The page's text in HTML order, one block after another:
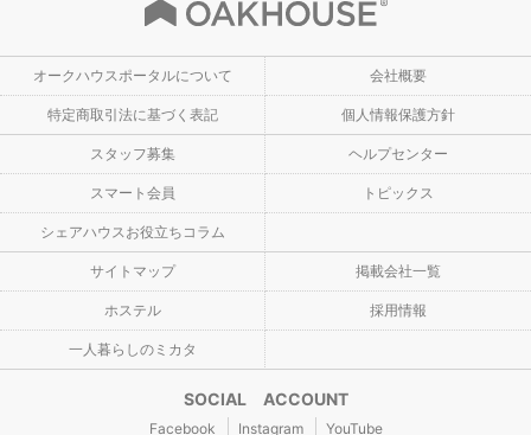
オークハウスポータルについて 会社概要
特定商取引法に基づく表記 個人情報保護方針
スタッフ募集 ヘルプセンター
スマート会員 トピックス
シェアハウスお役立ちコラム
サイトマップ 掲載会社一覧
ホステル 採用情報
一人暮らしのミカタ
SOCIAL ACCOUNT
Facebook Instagram YouTube